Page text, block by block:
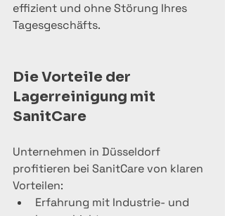
effizient und ohne Störung Ihres
Tagesgeschäfts.
Die Vorteile der
Lagerreinigung mit
SanitCare
Unternehmen in Düsseldorf
profitieren bei SanitCare von klaren
Vorteilen:
Erfahrung mit Industrie- und